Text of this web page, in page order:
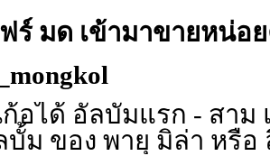
ร์ มด เข้ามาขายหน่อ
อได้ อัลบั้มแรก - สาม
ม ของ พายุ มิล่า หรือ